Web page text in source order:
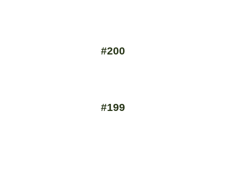
#200
#199